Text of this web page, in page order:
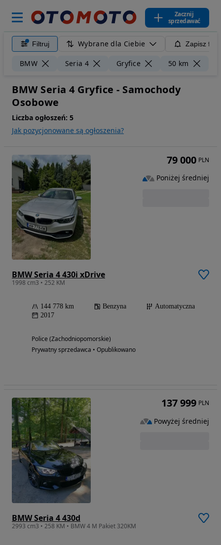
Zacznij
sprzedawać
Filtruj Wybrane dla Ciebie Zapisz
BMW Seria 4 Gryfice 50 km
BMW Seria 4 Gryfice - Samochody
Osobowe
Liczba ogłoszeń: 5
Jak pozycjonowane są ogłoszenia?
BMW Seria 4 430i xDrive
1998 cm3 • 252 KM
144 778 km Benzyna
Automatyczna
2017
Police (Zachodniopomorskie)
Prywatny sprzedawca • Opublikowano
79 000 PLN
Poniżej średniej
BMW Seria 4 430d
2993 cm3 • 258 KM • BMW 4 M Pakiet 320KM
137 999 PLN
Powyżej średniej